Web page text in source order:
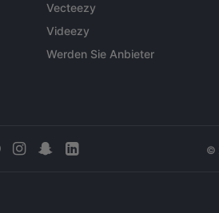
Vecteezy
Videezy
Werden Sie Anbieter
©